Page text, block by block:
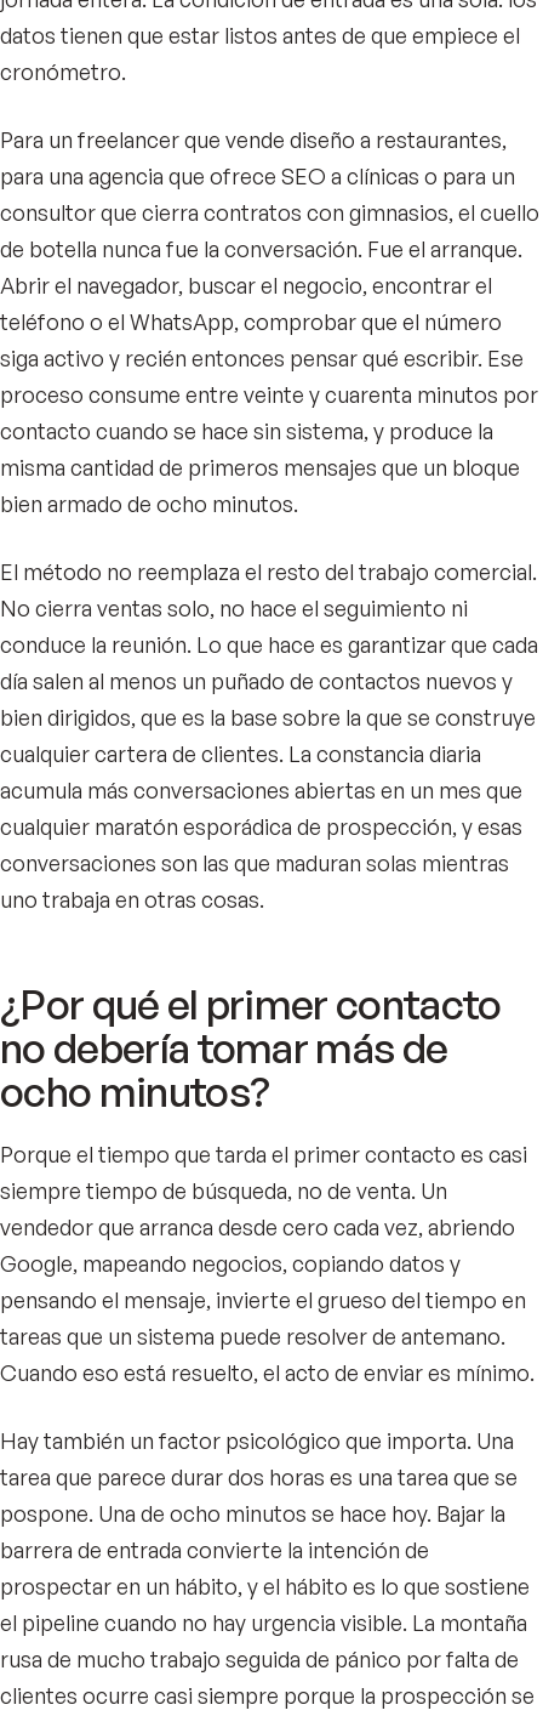
datos tienen que estar listos antes de que empiece el
cronómetro.
Para un freelancer que vende diseño a restaurantes,
para una agencia que ofrece SEO a clínicas o para un
consultor que cierra contratos con gimnasios, el cuello
de botella nunca fue la conversación. Fue el arranque.
Abrir el navegador, buscar el negocio, encontrar el
teléfono o el WhatsApp, comprobar que el número
siga activo y recién entonces pensar qué escribir. Ese
proceso consume entre veinte y cuarenta minutos por
contacto cuando se hace sin sistema, y produce la
misma cantidad de primeros mensajes que un bloque
bien armado de ocho minutos.
El método no reemplaza el resto del trabajo comercial.
No cierra ventas solo, no hace el seguimiento ni
conduce la reunión. Lo que hace es garantizar que cada
día salen al menos un puñado de contactos nuevos y
bien dirigidos, que es la base sobre la que se construye
cualquier cartera de clientes. La constancia diaria
acumula más conversaciones abiertas en un mes que
cualquier maratón esporádica de prospección, y esas
conversaciones son las que maduran solas mientras
uno trabaja en otras cosas.
¿Por qué el primer contacto
no debería tomar más de
ocho minutos?
Porque el tiempo que tarda el primer contacto es casi
siempre tiempo de búsqueda, no de venta. Un
vendedor que arranca desde cero cada vez, abriendo
Google, mapeando negocios, copiando datos y
pensando el mensaje, invierte el grueso del tiempo en
tareas que un sistema puede resolver de antemano.
Cuando eso está resuelto, el acto de enviar es mínimo.
Hay también un factor psicológico que importa. Una
tarea que parece durar dos horas es una tarea que se
pospone. Una de ocho minutos se hace hoy. Bajar la
barrera de entrada convierte la intención de
prospectar en un hábito, y el hábito es lo que sostiene
el pipeline cuando no hay urgencia visible. La montaña
rusa de mucho trabajo seguida de pánico por falta de
clientes ocurre casi siempre porque la prospección se